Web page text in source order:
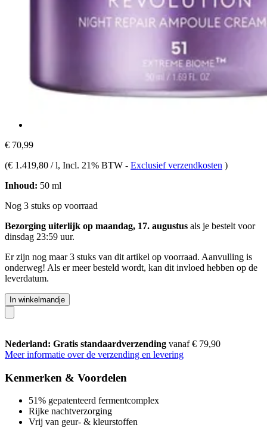
€ 70,99
(€ 1.419,80 / l, Incl. 21% BTW - Exclusief verzendkosten )
Inhoud: 50 ml
Nog 3 stuks op voorraad
Bezorging uiterlijk op maandag, 17. augustus als je bestelt voor
dinsdag 23:59 uur.
Er zijn nog maar 3 stuks van dit artikel op voorraad. Aanvulling is
onderweg! Als er meer besteld wordt, kan dit invloed hebben op de
leverdatum.
In winkelmandje
Nederland: Gratis standaardverzending vanaf € 79,90
Meer informatie over de verzending en levering
Kenmerken & Voordelen
51% gepatenteerd fermentcomplex
Rijke nachtverzorging
Vrij van geur- & kleurstoffen